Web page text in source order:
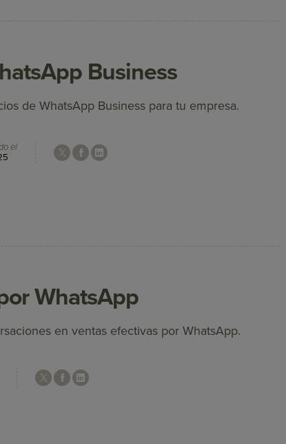
Business
de WhatsApp Business para tu empresa.
el
WhatsApp
en ventas efectivas por WhatsApp.